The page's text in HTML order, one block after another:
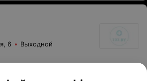
6 Выходной